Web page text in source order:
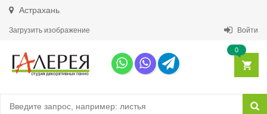
Астрахань
Загрузить изображение Войти
0